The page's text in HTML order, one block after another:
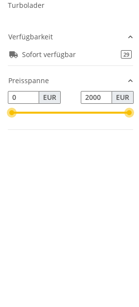
Turbolader
Verfügbarkeit
Sofort verfügbar
29
Preisspanne
EUR
EUR